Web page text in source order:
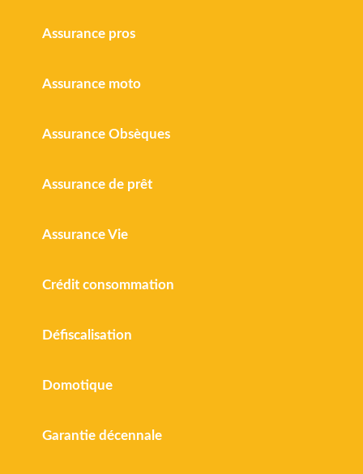
Assurance pros
Assurance moto
Assurance Obsèques
Assurance de prêt
Assurance Vie
Crédit consommation
Défiscalisation
Domotique
Garantie décennale